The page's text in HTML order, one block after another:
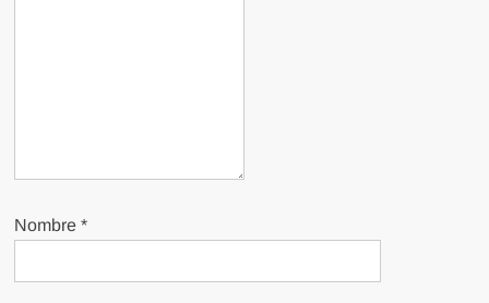
Nombre*